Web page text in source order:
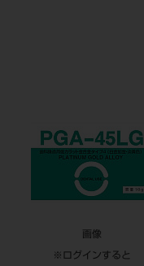
画像
※ログインすると